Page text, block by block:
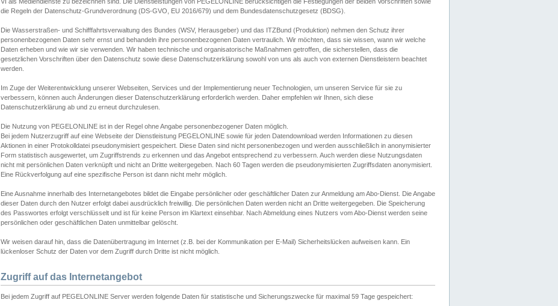
VI als Mediendienste zu bezeichnen sind. Die Dienstleistungen von PEGELONLINE berücksichtigen die Festlegungen der beiden Vorschriften sowie
die Regeln der Datenschutz-Grundverordnung (DS-GVO, EU 2016/679) und dem Bundesdatenschutzgesetz (BDSG).
Die Wasserstraßen- und Schifffahrtsverwaltung des Bundes (WSV, Herausgeber) und das ITZBund (Produktion) nehmen den Schutz ihrer
personenbezogenen Daten sehr ernst und behandeln ihre personenbezogenen Daten vertraulich. Wir möchten, dass sie wissen, wann wir welche
Daten erheben und wie wir sie verwenden. Wir haben technische und organisatorische Maßnahmen getroffen, die sicherstellen, dass die
gesetzlichen Vorschriften über den Datenschutz sowie diese Datenschutzerklärung sowohl von uns als auch von externen Dienstleistern beachtet
werden.
Im Zuge der Weiterentwicklung unserer Webseiten, Services und der Implementierung neuer Technologien, um unseren Service für sie zu
verbessern, können auch Änderungen dieser Datenschutzerklärung erforderlich werden. Daher empfehlen wir Ihnen, sich diese
Datenschutzerklärung ab und zu erneut durchzulesen.
Die Nutzung von PEGELONLINE ist in der Regel ohne Angabe personenbezogener Daten möglich.
Bei jedem Nutzerzugriff auf eine Webseite der Dienstleistung PEGELONLINE sowie für jeden Datendownload werden Informationen zu diesen
Aktionen in einer Protokolldatei pseudonymisiert gespeichert. Diese Daten sind nicht personenbezogen und werden ausschließlich in anonymisierter
Form statistisch ausgewertet, um Zugriffstrends zu erkennen und das Angebot entsprechend zu verbessern. Auch werden diese Nutzungsdaten
nicht mit persönlichen Daten verknüpft und nicht an Dritte weitergegeben. Nach 60 Tagen werden die pseudonymisierten Zugriffsdaten anonymisiert.
Eine Rückverfolgung auf eine spezifische Person ist dann nicht mehr möglich.
Eine Ausnahme innerhalb des Internetangebotes bildet die Eingabe persönlicher oder geschäftlicher Daten zur Anmeldung am Abo-Dienst. Die Angabe
dieser Daten durch den Nutzer erfolgt dabei ausdrücklich freiwillig. Die persönlichen Daten werden nicht an Dritte weitergegeben. Die Speicherung
des Passwortes erfolgt verschlüsselt und ist für keine Person im Klartext einsehbar. Nach Abmeldung eines Nutzers vom Abo-Dienst werden seine
persönlichen oder geschäftlichen Daten unmittelbar gelöscht.
Wir weisen darauf hin, dass die Datenübertragung im Internet (z.B. bei der Kommunikation per E-Mail) Sicherheitslücken aufweisen kann. Ein
lückenloser Schutz der Daten vor dem Zugriff durch Dritte ist nicht möglich.
Zugriff auf das Internetangebot
Bei jedem Zugriff auf PEGELONLINE Server werden folgende Daten für statistische und Sicherungszwecke für maximal 59 Tage gespeichert: